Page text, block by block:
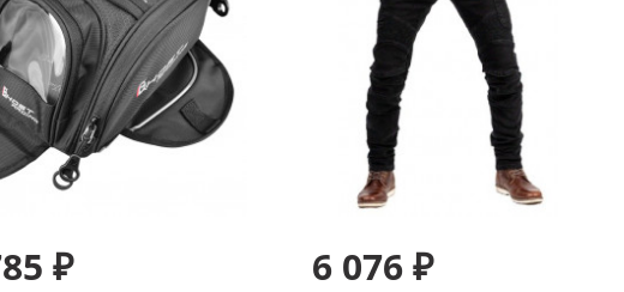
₽ 6 076 ₽